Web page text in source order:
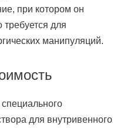
при котором он
для
манипуляций.
для внутривенного